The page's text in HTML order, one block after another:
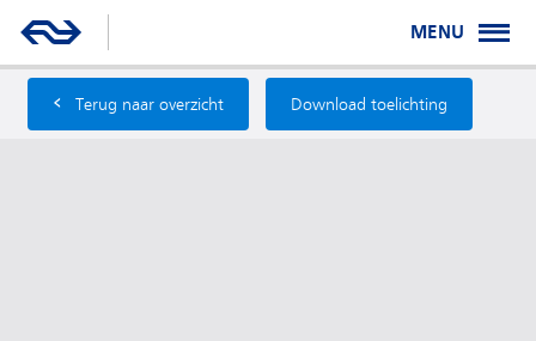
MENU
‹ Terug naar overzicht Download toelichting